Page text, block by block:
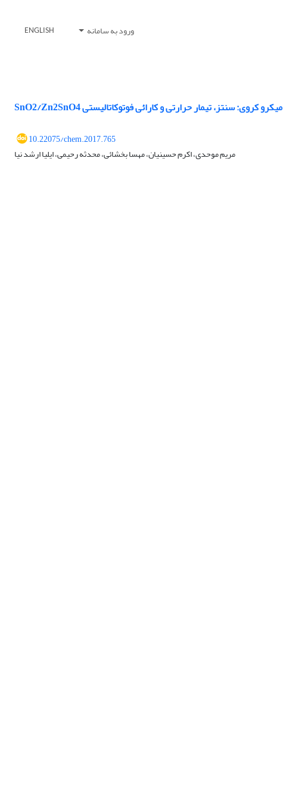
ورود به سامانه ENGLISH
SnO2/Zn2SnO4 میکرو کروی: سنتز، تیمار حرارتی و کارائی فوتوکاتالیستی
10.22075/chem.2017.765
مریم موحدی، اکرم حسینیان، مهسا بخشائی، محدثه رحیمی، ایلیا ارشد نیا